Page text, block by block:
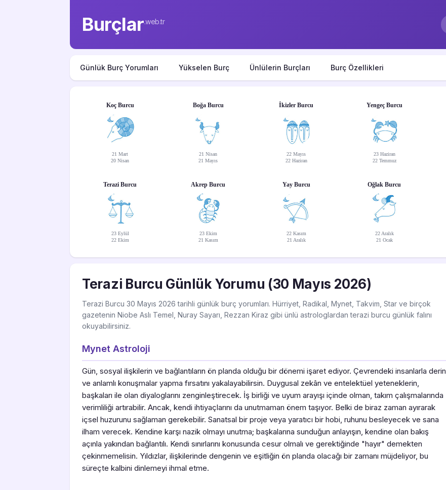
Burçlar.web.tr
Günlük Burç Yorumları Yükselen Burç Ünlülerin Burçları Burç Özellikleri
Koç Burcu
21 Mart
20 Nisan
Boğa Burcu
21 Nisan
21 Mayıs
İkizler Burcu
22 Mayıs
22 Haziran
Yengeç Burcu
23 Haziran
22 Temmuz
Terazi Burcu
23 Eylül
22 Ekim
Akrep Burcu
23 Ekim
21 Kasım
Yay Burcu
22 Kasım
21 Aralık
Oğlak Burcu
22 Aralık
21 Ocak
Terazi Burcu Günlük Yorumu (30 Mayıs 2026)
Terazi Burcu 30 Mayıs 2026 tarihli günlük burç yorumları. Hürriyet, Radikal, Mynet, Takvim, Star ve birçok
gazetenin Niobe Aslı Temel, Nuray Sayarı, Rezzan Kiraz gibi ünlü astrologlardan terazi burcu günlük falını
okuyabilirsiniz.
Mynet Astroloji
Gün, sosyal ilişkilerin ve bağlantıların ön planda olduğu bir dönemi işaret ediyor. Çevrendeki insanlarla derin
ve anlamlı konuşmalar yapma fırsatını yakalayabilirsin. Duygusal zekân ve entelektüel yeteneklerin,
başkaları ile olan diyaloglarını zenginleştirecek. İş birliği ve uyum arayışı içinde olman, takım çalışmalarında
verimliliği artırabilir. Ancak, kendi ihtiyaçlarını da unutmaman önem taşıyor. Belki de biraz zaman ayırarak
içsel huzurunu sağlaman gerekebilir. Sanatsal bir proje veya yaratıcı bir hobi, ruhunu besleyecek ve sana
ilham verecek. Kendine karşı nazik olmayı unutma; başkalarına sunduğun anlayışın, kendine olan bakış
açınla yakından bağlantılı. Kendi sınırlarını konusunda cesur olmalı ve gerektiğinde "hayır" demekten
çekinmemelisin. Yıldızlar, ilişkilerinde dengenin ve eşitliğin ön planda olacağı bir zamanı müjdeliyor, bu
süreçte kalbini dinlemeyi ihmal etme.